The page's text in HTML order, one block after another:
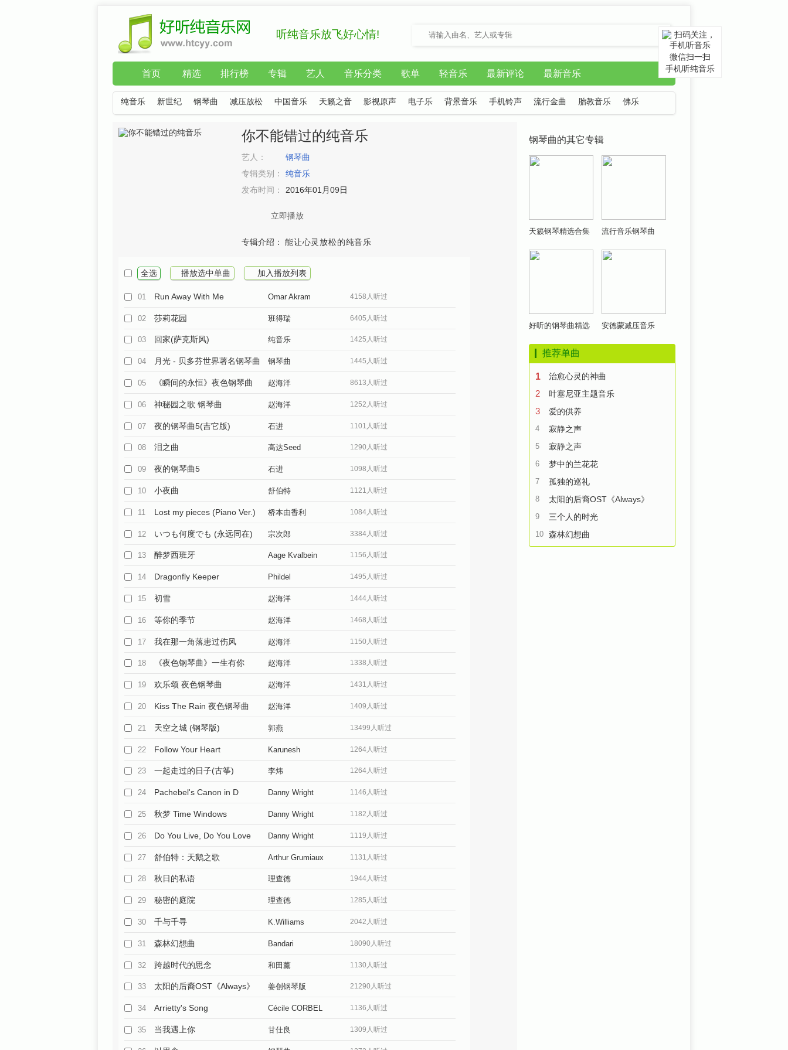
听纯音乐放飞好心情!
首页 精选 排行榜 专辑 艺人 音乐分类 歌单 轻音乐 最新评论 最新音乐
纯音乐 新世纪 钢琴曲 减压放松 中国音乐 天籁之音 影视原声 电子乐 背景音乐 手机铃声 流行金曲 胎教音乐 佛乐
你不能错过的纯音乐
艺人：
钢琴曲
专辑类别：
纯音乐
发布时间：
2016年01月09日
立即播放
专辑介绍： 能让心灵放松的纯音乐
全选 播放选中单曲 加入播放列表
01 Run Away With Me Omar Akram 4158人听过
02 莎莉花园 班得瑞 6405人听过
03 回家(萨克斯风) 纯音乐 1425人听过
04 月光 - 贝多芬世界著名钢琴曲 钢琴曲 1445人听过
05 《瞬间的永恒》夜色钢琴曲 赵海洋 8613人听过
06 神秘园之歌 钢琴曲 赵海洋 1252人听过
07 夜的钢琴曲5(吉它版) 石进 1101人听过
08 泪之曲 高达Seed 1290人听过
09 夜的钢琴曲5 石进 1098人听过
10 小夜曲 舒伯特 1121人听过
11 Lost my pieces (Piano Ver.) 桥本由香利 1084人听过
12 いつも何度でも (永远同在) 宗次郎 3384人听过
13 醉梦西班牙 Aage Kvalbein 1156人听过
14 Dragonfly Keeper Phildel 1495人听过
15 初雪 赵海洋 1444人听过
16 等你的季节 赵海洋 1468人听过
17 我在那一角落患过伤风 赵海洋 1150人听过
18 《夜色钢琴曲》一生有你 赵海洋 1338人听过
19 欢乐颂 夜色钢琴曲 赵海洋 1431人听过
20 Kiss The Rain 夜色钢琴曲 赵海洋 1409人听过
21 天空之城 (钢琴版) 郭燕 13499人听过
22 Follow Your Heart Karunesh 1264人听过
23 一起走过的日子(古筝) 李炜 1264人听过
24 Pachebel's Canon in D Danny Wright 1146人听过
25 秋梦 Time Windows Danny Wright 1182人听过
26 Do You Live, Do You Love Danny Wright 1119人听过
27 舒伯特：天鹅之歌 Arthur Grumiaux 1131人听过
28 秋日的私语 理查德 1944人听过
29 秘密的庭院 理查德 1285人听过
30 千与千寻 K.Williams 2042人听过
31 森林幻想曲 Bandari 18090人听过
32 跨越时代的思念 和田薰 1130人听过
33 太阳的后裔OST《Always》 姜创钢琴版 21290人听过
34 Arrietty's Song Cécile CORBEL 1136人听过
35 当我遇上你 甘仕良 1309人听过
钢琴曲的其它专辑
天籁钢琴精选合集 流行音乐钢琴曲
好听的钢琴曲精选 安德蒙减压音乐
推荐单曲
1 治愈心灵的神曲
2 叶塞尼亚主题音乐
3 爱的供养
4 寂静之声
5 寂静之声
6 梦中的兰花花
7 孤独的巡礼
8 太阳的后裔OST《Always》
9 三个人的时光
10 森林幻想曲
微信扫一扫
手机听纯音乐